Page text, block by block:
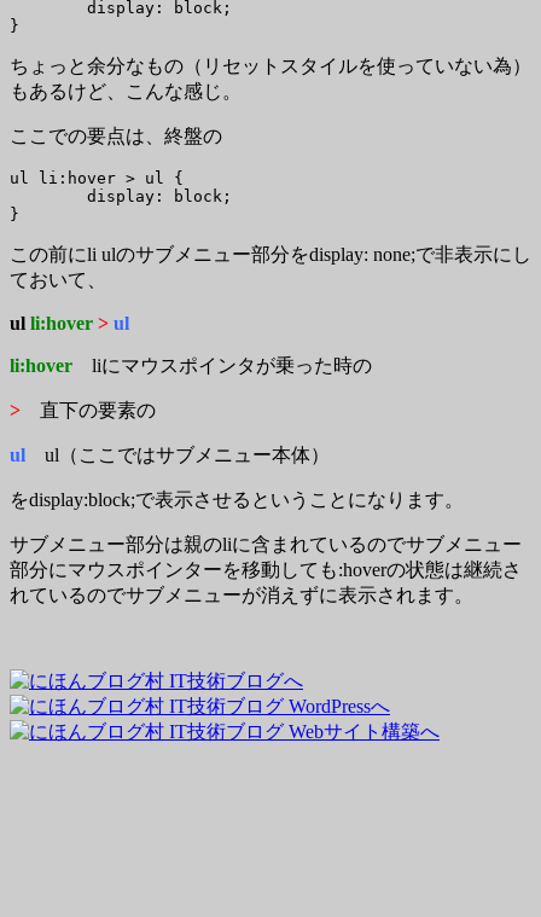
}
ちょっと余分なもの（リセットスタイルを使っていない為）
もあるけど、こんな感じ。
ここでの要点は、終盤の
ul li:hover > ul {
}
この前にli ulのサブメニュー部分をdisplay: none;で非表示にし
ておいて、
ul li:hover > ul
li:hover liにマウスポインタが乗った時の
> 直下の要素の
ul ul（ここではサブメニュー本体）
をdisplay:block;で表示させるということになります。
サブメニュー部分は親のliに含まれているのでサブメニュー
部分にマウスポインターを移動しても:hoverの状態は継続さ
れているのでサブメニューが消えずに表示されます。